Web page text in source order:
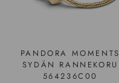
PANDORA MOMENTS
SYDÄN RANNEKORU
564236C00